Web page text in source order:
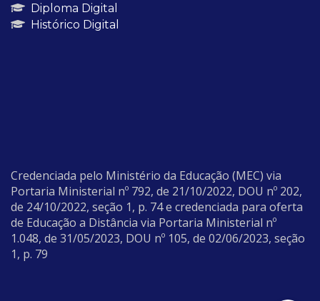
Diploma Digital
Histórico Digital
Credenciada pelo Ministério da Educação (MEC) via
Portaria Ministerial nº 792, de 21/10/2022, DOU nº 202,
de 24/10/2022, seção 1, p. 74 e credenciada para oferta
de Educação a Distância via Portaria Ministerial nº
1.048, de 31/05/2023, DOU nº 105, de 02/06/2023, seção
1, p. 79